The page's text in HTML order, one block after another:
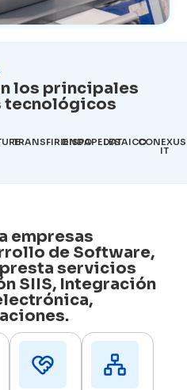
los principales
tecnológicos
TRANSFIRIENDODISPAPELESDATAICO
IT
empresas
de Software,
servicios
SIIS, Integración